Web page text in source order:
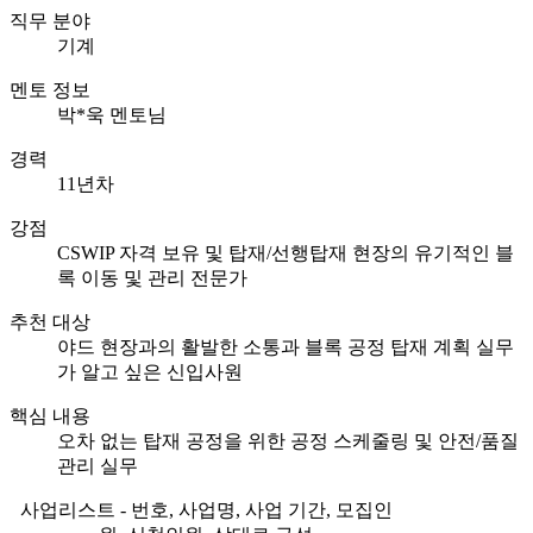
직무 분야
기계
멘토 정보
박*욱 멘토님
경력
11년차
강점
CSWIP 자격 보유 및 탑재/선행탑재 현장의 유기적인 블
록 이동 및 관리 전문가
추천 대상
야드 현장과의 활발한 소통과 블록 공정 탑재 계획 실무
가 알고 싶은 신입사원
핵심 내용
오차 없는 탑재 공정을 위한 공정 스케줄링 및 안전/품질
관리 실무
사업리스트 - 번호, 사업명, 사업 기간, 모집인